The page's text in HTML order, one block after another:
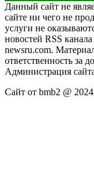
Данный сайт не
сайте ни чего не
услуги не
новостей RSS
newsru.com.
ответственность за
Администрация
Сайт от bmb2 @ 2024